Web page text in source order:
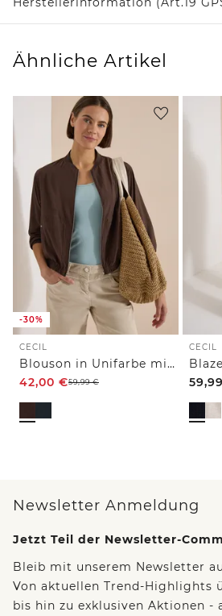
Ähnliche Artikel
-30%
CECIL
Blouson in Unifarbe mit Zipper
42,00 €59,99€
CECIL
59,99
Newsletter Anmeldung
Jetzt Teil der Newsletter-
Bleib mit unserem Newsletter
Von aktuellen Trend-Highlights
bis hin zu exklusiven Aktionen -